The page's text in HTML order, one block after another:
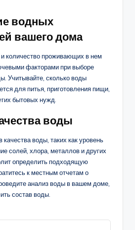
водных
вашего дома
количество проживающих в нем
факторами при выборе
Учитывайте, сколько воды
для питья, приготовления пищи,
бытовых нужд.
воды
качества воды, таких как уровень
солей, хлора, металлов и других
определить подходящую
к местным отчетам о
анализ воды в вашем доме,
состав воды.